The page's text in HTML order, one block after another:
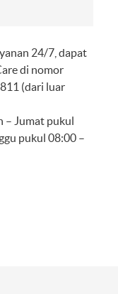
24/7, dapat
di nomor
(dari luar
– Jumat pukul
pukul 08:00 –